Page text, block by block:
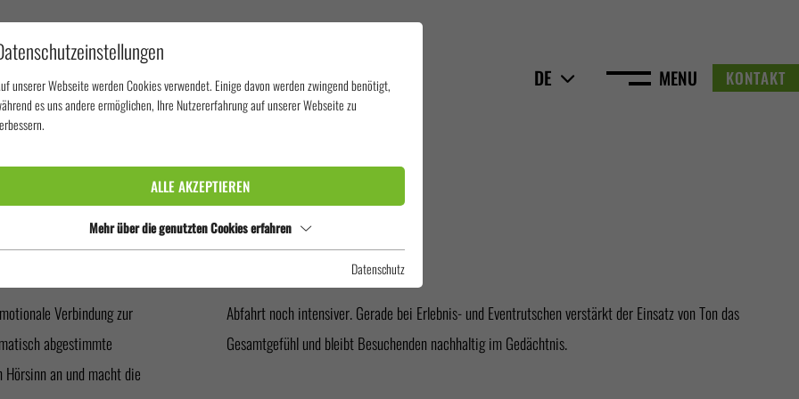
DE MENU KONTAKT
SOUND
Verbindung zur
abgestimmte
an und macht die
Einsatz von Ton das
Gesamtgefühl und bleibt Besuchenden nachhaltig im Gedächtnis.
unserer Webseite werden Cookies verwendet. Einige davon werden zwingend benötigt,
es uns andere ermöglichen, Ihre Nutzererfahrung auf unserer Webseite zu
ALLE AKZEPTIEREN
Mehr über die genutzten Cookies erfahren
Datenschutz